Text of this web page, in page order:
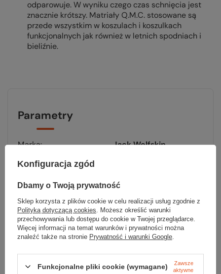
odparowuje. W wyniku czego czas schnięcia jest
znacznie krótszy. Matriały Q.M.C. stosowane są
przede wszystkim w koszulach i koszulkach
funkcjonalnych jak również w letnich spodniach i
bieliźnie.
Parametry
Marka
Jack Wolfskin
Materiał
MICROGUARD
NANUK DYNAMIC
Kolor
orange coral
145
Konfiguracja zgód
Dbamy o Twoją prywatność
Sklep korzysta z plików cookie w celu realizacji usług zgodnie z
Polityką dotyczącą cookies . Możesz określić warunki
przechowywania lub dostępu do cookie w Twojej przeglądarce.
Więcej informacji na temat warunków i prywatności można
znaleźć także na stronie Prywatność i warunki Google
Funkcjonalne pliki cookie (wymagane)
Zawsze
aktywne